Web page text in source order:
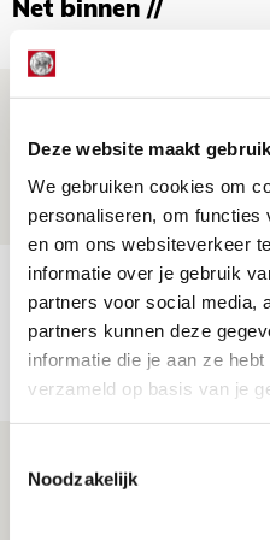
Deze website maakt
We gebruiken cookies om
personaliseren, om functies
en om ons websiteverkeer
informatie over je gebruik
partners voor social media,
partners kunnen deze
informatie die je aan ze
verzameld op basis van je
Noodzakelijk
Net binnen //
Volop
Europees treffen
07 AUGUSTUS 2026 - 09:00
FOTOVERSLAG
Míchel niet blij
na rust: ‘De focus
07 AUGUSTUS 2026 - 08:30
NIEUWS
Is dit de laatste
de Johan Cruijff